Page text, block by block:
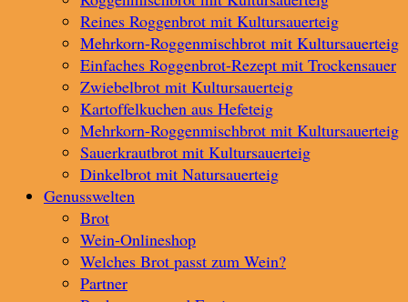
Reines Roggenbrot mit Kultursauerteig
Mehrkorn-Roggenmischbrot mit Kultursauerteig
Einfaches Roggenbrot-Rezept mit Trockensauer
Zwiebelbrot mit Kultursauerteig
Kartoffelkuchen aus Hefeteig
Mehrkorn-Roggenmischbrot mit Kultursauerteig
Sauerkrautbrot mit Kultursauerteig
Dinkelbrot mit Natursauerteig
Genusswelten
Brot
Wein-Onlineshop
Welches Brot passt zum Wein?
Partner